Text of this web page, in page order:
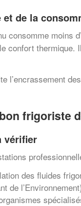
de la
consomme moins
confort
l’encrassement
frigoriste
vérifier
des fluides
de